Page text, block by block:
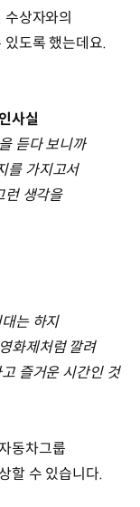
상자와의
도록 했는데요.
사실
듣다 보니까
를 가지고서
런 생각을
는 하지
화제처럼 깔려
즐거운 시간인 것
동차그룹
할 수 있습니다.